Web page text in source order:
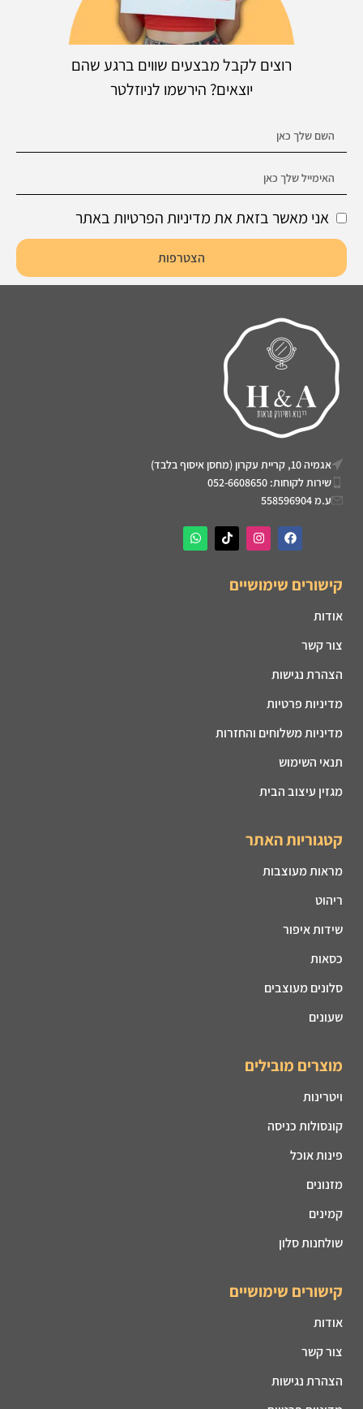
רוצים לקבל מבצעים שווים ברגע שהם
יוצאים? הירשמו לניוזלטר
אני מאשר בזאת את מדיניות הפרטיות באתר
הצטרפות
אגמיה 10, קריית עקרון (מחסן איסוף בלבד)
שירות לקוחות: 052-6608650
ע.מ 558596904
קישורים שימושיים
אודות
צור קשר
הצהרת נגישות
מדיניות פרטיות
מדיניות משלוחים והחזרות
תנאי השימוש
מגזין עיצוב הבית
קטגוריות האתר
מראות מעוצבות
ריהוט
שידות איפור
כסאות
סלונים מעוצבים
שעונים
מוצרים מובילים
ויטרינות
קונסולות כניסה
פינות אוכל
מזנונים
קמינים
שולחנות סלון
קישורים שימושיים
אודות
צור קשר
הצהרת נגישות